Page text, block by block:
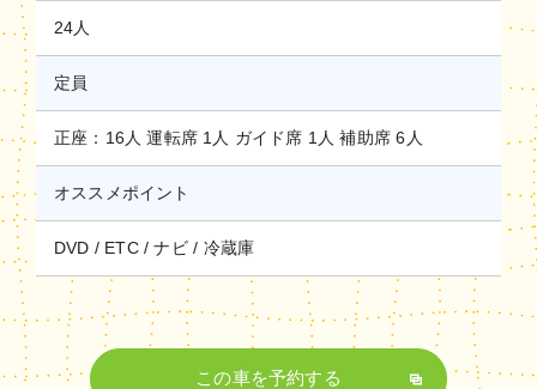
24人
定員
正座：16人 運転席 1人 ガイド席 1人 補助席 6人
オススメポイント
DVD ETC ナビ 冷蔵庫
この車を予約する